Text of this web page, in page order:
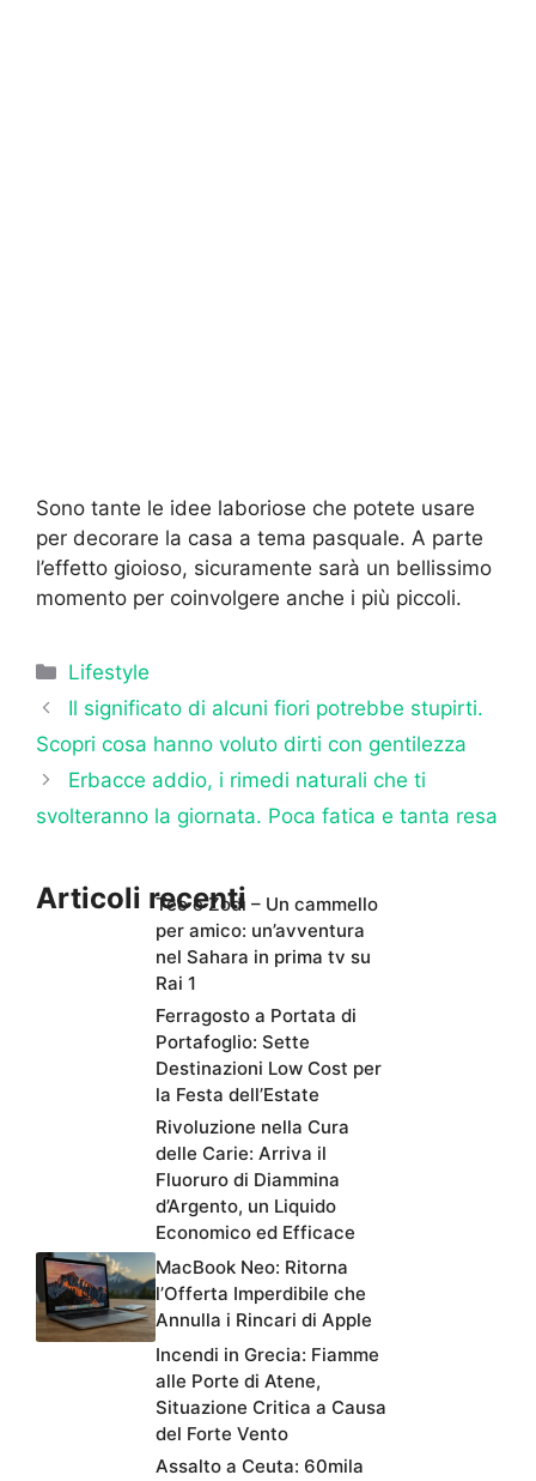
Sono tante le idee laboriose che potete usare
per decorare la casa a tema pasquale. A parte
l’effetto gioioso, sicuramente sarà un bellissimo
momento per coinvolgere anche i più piccoli.
Categorie
Lifestyle
Il significato di alcuni fiori potrebbe stupirti.
Scopri cosa hanno voluto dirti con gentilezza
Erbacce addio, i rimedi naturali che ti
svolteranno la giornata. Poca fatica e tanta resa
Articoli recentiTeo e Zodì – Un cammello
per amico: un’avventura
nel Sahara in prima tv su
Rai 1
Ferragosto a Portata di
Portafoglio: Sette
Destinazioni Low Cost per
la Festa dell’Estate
Rivoluzione nella Cura
delle Carie: Arriva il
Fluoruro di Diammina
d’Argento, un Liquido
Economico ed Efficace
MacBook Neo: Ritorna
l’Offerta Imperdibile che
Annulla i Rincari di Apple
Incendi in Grecia: Fiamme
alle Porte di Atene,
Situazione Critica a Causa
del Forte Vento
Assalto a Ceuta: 60mila